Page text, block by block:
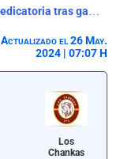
Universitario dejó FUERTE advertencia y dedicatoria tras ganar el título del Apertura
Actualizado el 26 May.
2024 | 07:07 H
Los
Chankas